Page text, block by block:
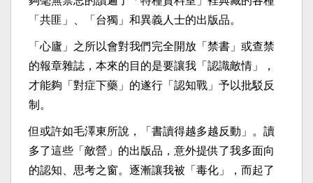
「共匪」、「台獨」和異義人士的出版品。
「心廬」之所以會對我們完全開放「禁書」或查禁
的報章雜誌，本來的目的是要讓我「認識敵情」，
才能夠「對症下藥」的遂行「認知戰」予以批駁反
制。
但或許如毛澤東所說，「書讀得越多越反動」。讀
多了這些「敵營」的出版品，意外提供了我多面向
的認知、思考之窗。逐漸讓我被「毒化」，而起了